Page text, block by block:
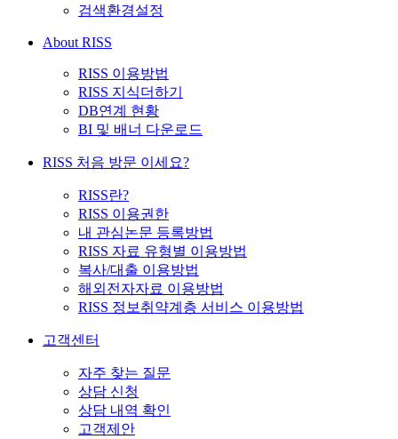
검색환경설정
About RISS
RISS 이용방법
RISS 지식더하기
DB연계 현황
BI 및 배너 다운로드
RISS 처음 방문 이세요?
RISS란?
RISS 이용권한
내 관심논문 등록방법
RISS 자료 유형별 이용방법
복사/대출 이용방법
해외전자자료 이용방법
RISS 정보취약계층 서비스 이용방법
고객센터
자주 찾는 질문
상담 신청
상담 내역 확인
고객제안